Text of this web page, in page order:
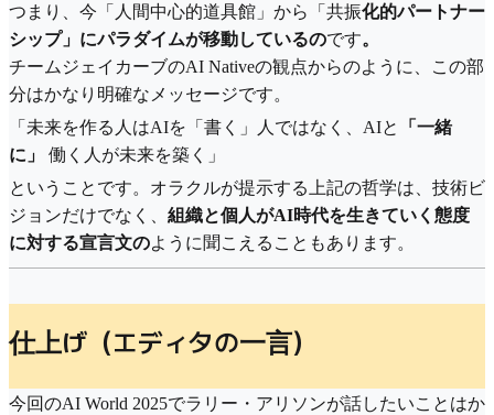
つまり、今「人間中心的道具館」から「共振化的パートナー
シップ」にパラダイムが移動しているのです。
チームジェイカーブのAI Nativeの観点からのように、この部
分はかなり明確なメッセージです。
「未来を作る人はAIを「書く」人ではなく、AIと
「一緒
に」
働く人が未来を築く」
ということです。オラクルが提示する上記の哲学は、技術ビ
ジョンだけでなく、 組織と個人がAI時代を生きていく態度
に対する宣言文のように聞こえることもあります。
仕上げ（エディタの一言）
今回のAI World 2025でラリー・アリソンが話したいことはか